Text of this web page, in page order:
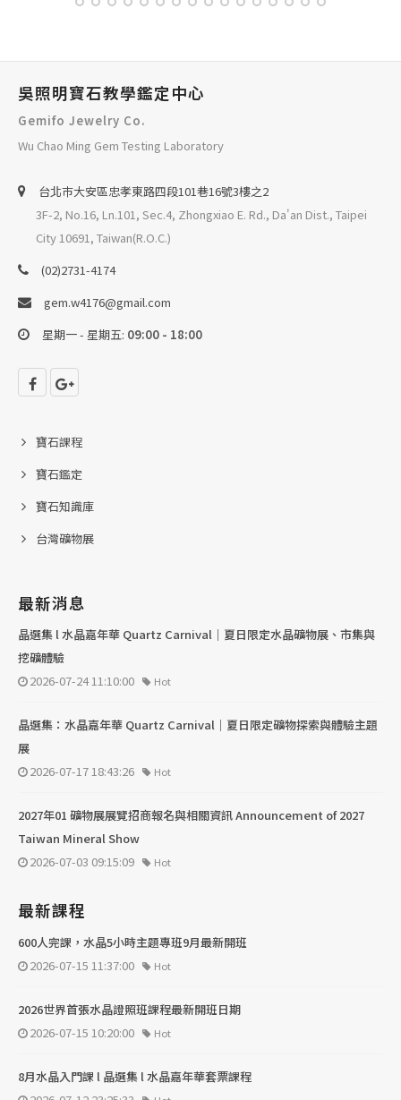
吳照明寶石教學鑑定中心
Gemifo Jewelry Co.
Wu Chao Ming Gem Testing Laboratory
台北巿大安區忠孝東路四段101巷16號3樓之2
3F-2, No.16, Ln.101, Sec.4, Zhongxiao E. Rd., Da'an Dist., Taipei
City 10691, Taiwan(R.O.C.)
(02)2731-4174
gem.w4176@gmail.com
星期一 - 星期五: 09:00 - 18:00
寶石課程
寶石鑑定
寶石知識庫
台灣礦物展
最新消息
晶選集 l 水晶嘉年華 Quartz Carnival｜夏日限定水晶礦物展、市集與
挖礦體驗
2026-07-24 11:10:00
Hot
晶選集：水晶嘉年華 Quartz Carnival｜夏日限定礦物探索與體驗主題
展
2026-07-17 18:43:26
Hot
2027年01 礦物展展覽招商報名與相關資訊 Announcement of 2027
Taiwan Mineral Show
2026-07-03 09:15:09
Hot
最新課程
600人完課，水晶5小時主題專班9月最新開班
2026-07-15 11:37:00
Hot
2026世界首張水晶證照班課程最新開班日期
2026-07-15 10:20:00
Hot
8月水晶入門課 l 晶選集 l 水晶嘉年華套票課程